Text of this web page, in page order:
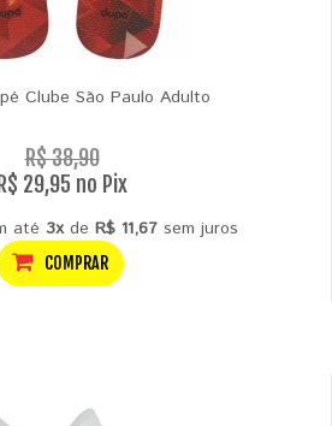
Clube São Paulo Adulto
R$ 38,90
R$ 29,95 no Pix
até 3xde R$ 11,67sem juros
COMPRAR